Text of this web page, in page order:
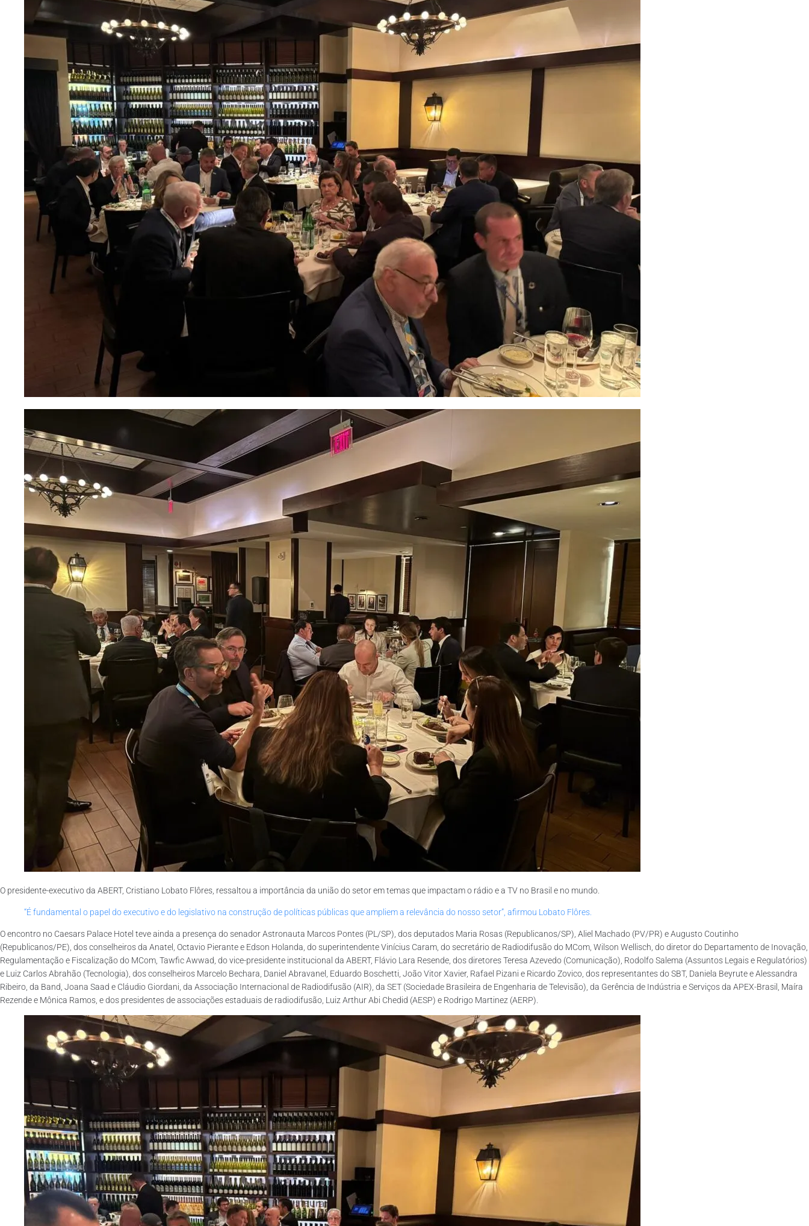
O presidente-executivo da ABERT, Cristiano Lobato Flôres, ressaltou a importância da união do setor em temas que impactam o rádio e a TV no Brasil e no mundo.
“É fundamental o papel do executivo e do legislativo na construção de políticas públicas que ampliem a relevância do nosso setor”, afirmou Lobato Flôres.
O encontro no Caesars Palace Hotel teve ainda a presença do senador Astronauta Marcos Pontes (PL/SP), dos deputados Maria Rosas (Republicanos/SP), Aliel Machado (PV/PR) e Augusto Coutinho
(Republicanos/PE), dos conselheiros da Anatel, Octavio Pierante e Edson Holanda, do superintendente Vinícius Caram, do secretário de Radiodifusão do MCom, Wilson Wellisch, do diretor do Departamento de Inovação,
Regulamentação e Fiscalização do MCom, Tawfic Awwad, do vice-presidente institucional da ABERT, Flávio Lara Resende, dos diretores Teresa Azevedo (Comunicação), Rodolfo Salema (Assuntos Legais e Regulatórios)
e Luiz Carlos Abrahão (Tecnologia), dos conselheiros Marcelo Bechara, Daniel Abravanel, Eduardo Boschetti, João Vitor Xavier, Rafael Pizani e Ricardo Zovico, dos representantes do SBT, Daniela Beyrute e Alessandra
Ribeiro, da Band, Joana Saad e Cláudio Giordani, da Associação Internacional de Radiodifusão (AIR), da SET (Sociedade Brasileira de Engenharia de Televisão), da Gerência de Indústria e Serviços da APEX-Brasil, Maíra
Rezende e Mônica Ramos, e dos presidentes de associações estaduais de radiodifusão, Luiz Arthur Abi Chedid (AESP) e Rodrigo Martinez (AERP).